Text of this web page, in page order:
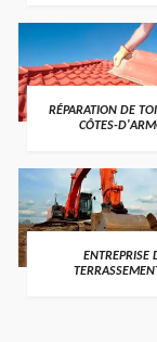
RÉPARATION DE
CÔTES-
ENTREPRISE